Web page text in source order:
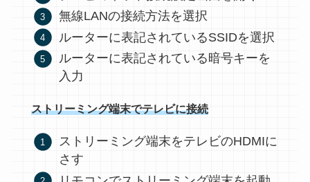
無線LANの接続方法を選択
ルーターに表記されているSSIDを選択
ルーターに表記されている暗号キーを
入力
ストリーミング端末でテレビに接続
ストリーミング端末をテレビのHDMIに
さす